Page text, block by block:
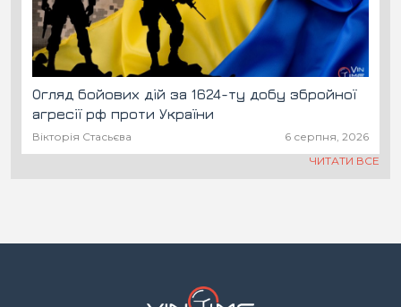
Огляд бойових дій за 1624-ту добу збройної
агресії рф проти України
Вікторія Стасьєва
6 серпня, 2026
ЧИТАТИ ВСЕ